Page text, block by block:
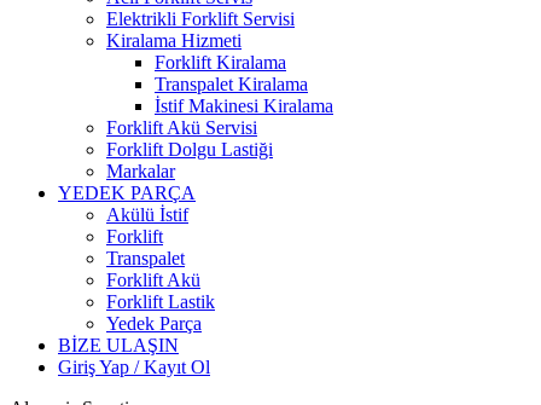
Elektrikli Forklift Servisi
Kiralama Hizmeti
Forklift Kiralama
Transpalet Kiralama
İstif Makinesi Kiralama
Forklift Akü Servisi
Forklift Dolgu Lastiği
Markalar
YEDEK PARÇA
Akülü İstif
Forklift
Transpalet
Forklift Akü
Forklift Lastik
Yedek Parça
BİZE ULAŞIN
Giriş Yap / Kayıt Ol